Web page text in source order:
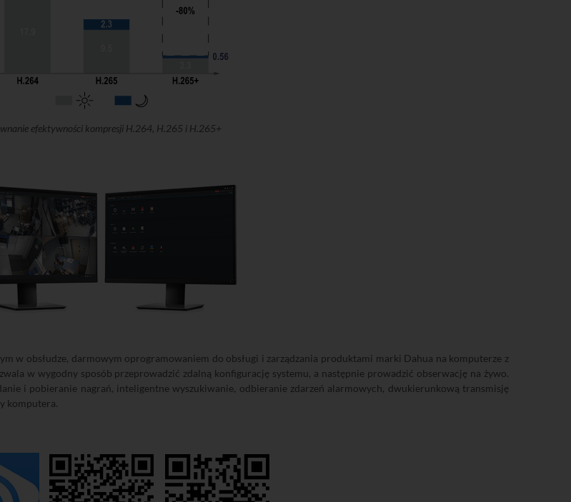
efektywności kompresji H.264, H.265 i H.265+
w obsłudze, darmowym oprogramowaniem do obsługi i zarządzania produktami marki Dahua na komputerze z
w wygodny sposób przeprowadzić zdalną konfigurację systemu, a następnie prowadzić obserwację na żywo.
i pobieranie nagrań, inteligentne wyszukiwanie, odbieranie zdarzeń alarmowych, dwukierunkową transmisję
komputera.